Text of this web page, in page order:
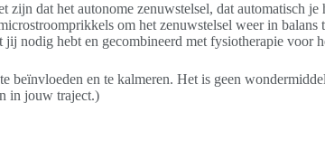
dat het autonome zenuwstelsel, dat automatisch
om het zenuwstelsel weer in
nodig hebt en gecombineerd met fysiotherapie voor
en te kalmeren. Het is geen
in jouw traject.)